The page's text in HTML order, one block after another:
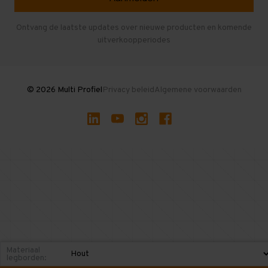
Gebruikte entresolvloeren
Ontvang de laatste updates over nieuwe producten en komende
uitverkoopperiodes
© 2026 Multi ProfielPrivacy beleidAlgemene voorwaarden
Materiaal
legborden: